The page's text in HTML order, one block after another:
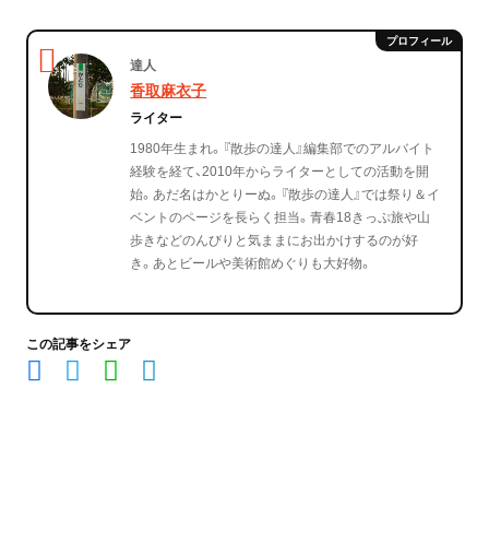
達人
香取麻衣子
ライター
1980年生まれ。『散歩の達人』編集部でのアルバイト
経験を経て、2010年からライターとしての活動を開
始。あだ名はかとりーぬ。『散歩の達人』では祭り＆イ
ベントのページを長らく担当。青春18きっぷ旅や山
歩きなどのんびりと気ままにお出かけするのが好
き。あとビールや美術館めぐりも大好物。
この記事をシェア